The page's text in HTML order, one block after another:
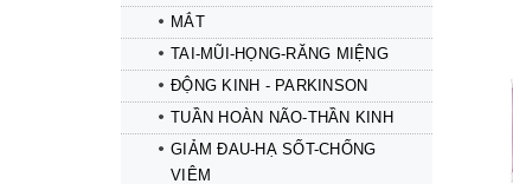
Mua hàng
MẮT
TAI-MŨI-HỌNG-RĂNG MIỆNG
ĐỘNG KINH - PARKINSON
TUẦN HOÀN NÃO-THẦN KINH
GIẢM ĐAU-HẠ SỐT-CHỐNG
VIÊM